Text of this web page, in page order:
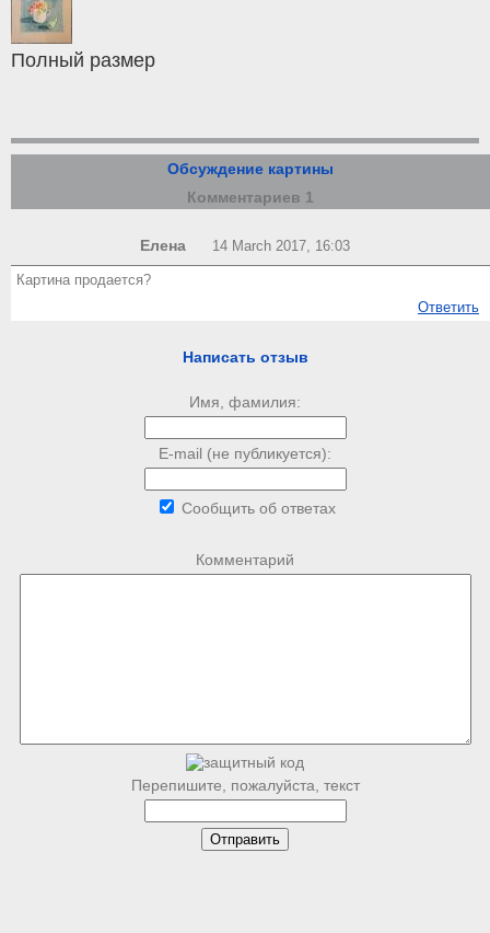
Полный размер
Обсуждение картины
Комментариев 1
Елена 14 March 2017, 16:03
Картина продается?
Ответить
Написать отзыв
Имя, фамилия:
E-mail (не публикуется):
Сообщить об ответах
Комментарий
Перепишите, пожалуйста, текст